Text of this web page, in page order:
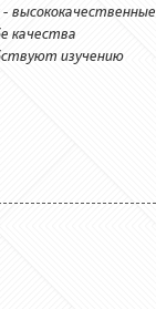
высококачественные
качества
изучению